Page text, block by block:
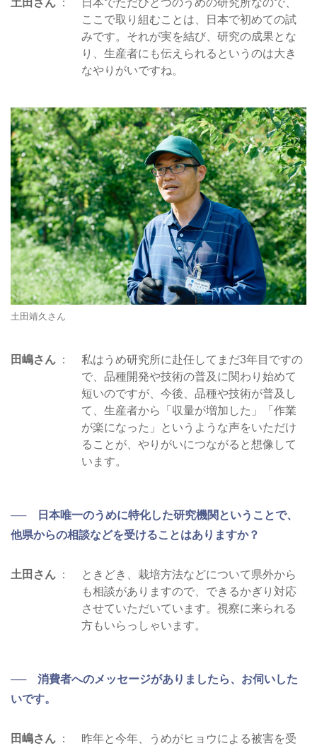
土田さん
日本でただひとつのうめの研究所なので、
ここで取り組むことは、日本で初めての試
みです。それが実を結び、研究の成果とな
り、生産者にも伝えられるというのは大き
なやりがいですね。
土田靖久さん
田嶋さん
私はうめ研究所に赴任してまだ3年目ですの
で、品種開発や技術の普及に関わり始めて
短いのですが、今後、品種や技術が普及し
て、生産者から「収量が増加した」「作業
が楽になった」というような声をいただけ
ることが、やりがいにつながると想像して
います。
── 日本唯一のうめに特化した研究機関ということで、
他県からの相談などを受けることはありますか？
土田さん
ときどき、栽培方法などについて県外から
も相談がありますので、できるかぎり対応
させていただいています。視察に来られる
方もいらっしゃいます。
── 消費者へのメッセージがありましたら、お伺いした
いです。
田嶋さん
昨年と今年、うめがヒョウによる被害を受